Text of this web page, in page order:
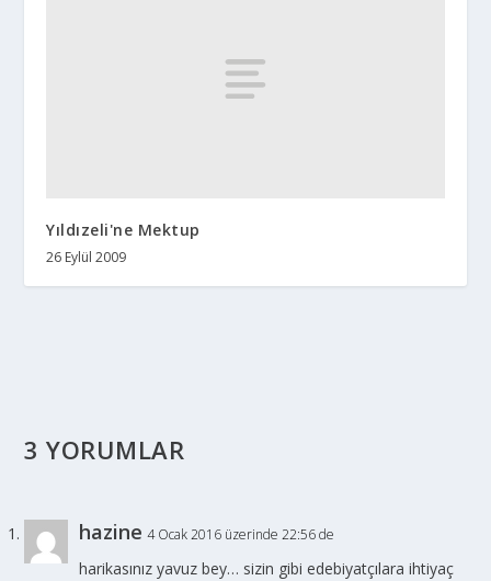
Yıldızeli'ne Mektup
26 Eylül 2009
3 YORUMLAR
hazine 4 Ocak 2016 üzerinde 22:56 de
harikasınız yavuz bey… sizin gibi edebiyatçılara ihtiyaç